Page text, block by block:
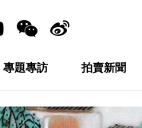
專題專訪 拍賣新聞